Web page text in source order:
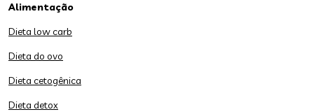
Alimentação
Dieta low carb
Dieta do ovo
Dieta cetogênica
Dieta detox